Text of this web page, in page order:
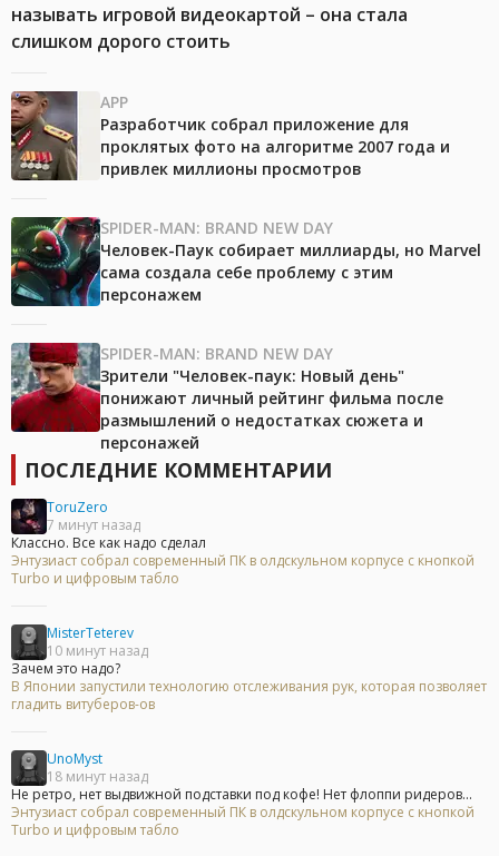
называть игровой видеокартой – она стала
слишком дорого стоить
APP
Разработчик собрал приложение для
проклятых фото на алгоритме 2007 года и
привлек миллионы просмотров
SPIDER-MAN: BRAND NEW DAY
Человек-Паук собирает миллиарды, но Marvel
сама создала себе проблему с этим
персонажем
SPIDER-MAN: BRAND NEW DAY
Зрители "Человек-паук: Новый день"
понижают личный рейтинг фильма после
размышлений о недостатках сюжета и
персонажей
ПОСЛЕДНИЕ КОММЕНТАРИИ
ToruZero
7 минут назад
Классно. Все как надо сделал
Энтузиаст собрал современный ПК в олдскульном корпусе с кнопкой
Turbo и цифровым табло
MisterTeterev
10 минут назад
Зачем это надо?
В Японии запустили технологию отслеживания рук, которая позволяет
гладить витуберов-ов
UnoMyst
18 минут назад
Не ретро, нет выдвижной подставки под кофе! Нет флоппи ридеров...
Энтузиаст собрал современный ПК в олдскульном корпусе с кнопкой
Turbo и цифровым табло